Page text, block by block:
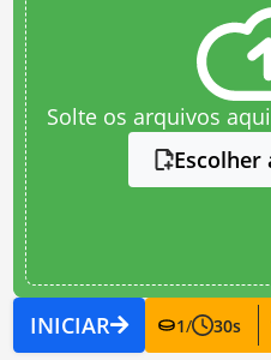
Solte os arquivos
Escolher
INICIAR 1/ 30s